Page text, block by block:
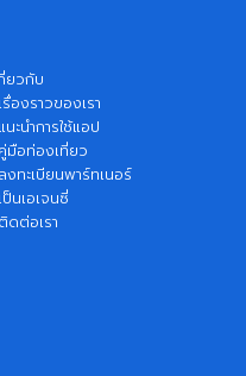
ยวกับ
เรื่องราวของเรา
แนะนำการใช้แอป
คู่มือท่องเที่ยว
ลงทะเบียนพาร์ทเนอร์
เป็นเอเจนซี่
ติดต่อเรา